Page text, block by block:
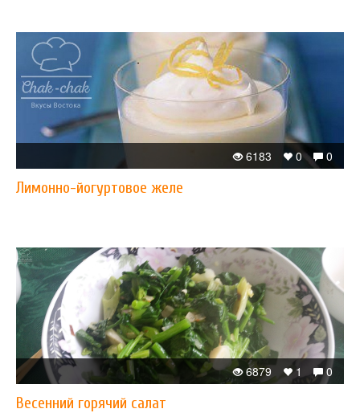
0
0
6183
Лимонно-йогуртовое желе
0
1
6879
Весенний горячий салат